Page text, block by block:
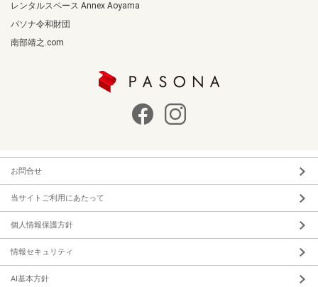
レンタルスペース Annex Aoyama
パソナ令和財団
南部靖之.com
お問合せ
当サイトご利用にあたって
個人情報保護方針
情報セキュリティ
AI基本方針